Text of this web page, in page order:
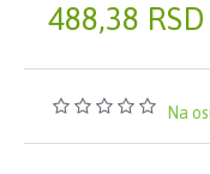
Na
488,38 RSD